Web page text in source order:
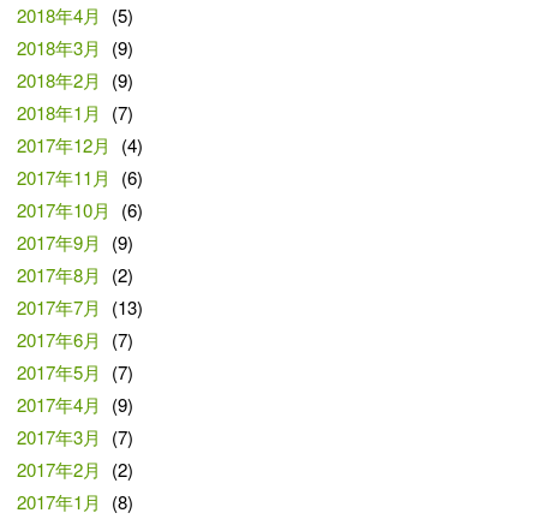
2018年4月
(5)
2018年3月
(9)
2018年2月
(9)
2018年1月
(7)
2017年12月
(4)
2017年11月
(6)
2017年10月
(6)
2017年9月
(9)
2017年8月
(2)
2017年7月
(13)
2017年6月
(7)
2017年5月
(7)
2017年4月
(9)
2017年3月
(7)
2017年2月
(2)
2017年1月
(8)